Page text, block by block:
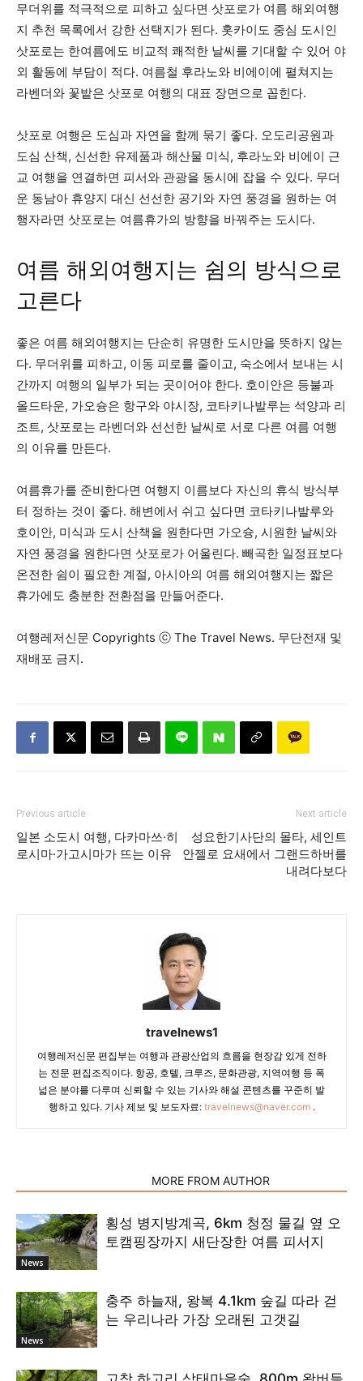
무더위를 적극적으로 피하고 싶다면 삿포로가 여름 해외여행
지 추천 목록에서 강한 선택지가 된다. 홋카이도 중심 도시인
삿포로는 한여름에도 비교적 쾌적한 날씨를 기대할 수 있어 야
외 활동에 부담이 적다. 여름철 후라노와 비에이에 펼쳐지는
라벤더와 꽃밭은 삿포로 여행의 대표 장면으로 꼽힌다.
삿포로 여행은 도심과 자연을 함께 묶기 좋다. 오도리공원과
도심 산책, 신선한 유제품과 해산물 미식, 후라노와 비에이 근
교 여행을 연결하면 피서와 관광을 동시에 잡을 수 있다. 무더
운 동남아 휴양지 대신 선선한 공기와 자연 풍경을 원하는 여
행자라면 삿포로는 여름휴가의 방향을 바꿔주는 도시다.
여름 해외여행지는 쉼의 방식으로
고른다
좋은 여름 해외여행지는 단순히 유명한 도시만을 뜻하지 않는
다. 무더위를 피하고, 이동 피로를 줄이고, 숙소에서 보내는 시
간까지 여행의 일부가 되는 곳이어야 한다. 호이안은 등불과
올드타운, 가오슝은 항구와 야시장, 코타키나발루는 석양과 리
조트, 삿포로는 라벤더와 선선한 날씨로 서로 다른 여름 여행
의 이유를 만든다.
여름휴가를 준비한다면 여행지 이름보다 자신의 휴식 방식부
터 정하는 것이 좋다. 해변에서 쉬고 싶다면 코타키나발루와
호이안, 미식과 도시 산책을 원한다면 가오슝, 시원한 날씨와
자연 풍경을 원한다면 삿포로가 어울린다. 빼곡한 일정표보다
온전한 쉼이 필요한 계절, 아시아의 여름 해외여행지는 짧은
휴가에도 충분한 전환점을 만들어준다.
여행레저신문 Copyrights ⓒ The Travel News. 무단전재 및
재배포 금지.
Previous article
일본 소도시 여행, 다카마쓰·히
로시마·가고시마가 뜨는 이유
Next article
성요한기사단의 몰타, 세인트
안젤로 요새에서 그랜드하버를
내려다보다
travelnews1
여행레저신문 편집부는 여행과 관광산업의 흐름을 현장감 있게 전하
는 전문 편집조직이다. 항공, 호텔, 크루즈, 문화관광, 지역여행 등 폭
넓은 분야를 다루며 신뢰할 수 있는 기사와 해설 콘텐츠를 꾸준히 발
행하고 있다. 기사 제보 및 보도자료: travelnews@naver.com.
MORE FROM AUTHOR
News
횡성 병지방계곡, 6km 청정 물길 옆 오
토캠핑장까지 새단장한 여름 피서지
News
충주 하늘재, 왕복 4.1km 숲길 따라 걷
는 우리나라 가장 오래된 고갯길